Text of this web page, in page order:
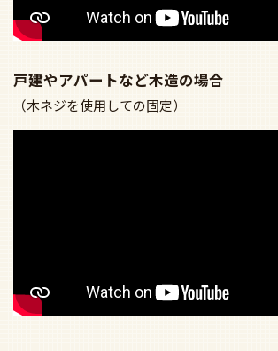
戸建やアパートなど木造の場合
商品詳細について